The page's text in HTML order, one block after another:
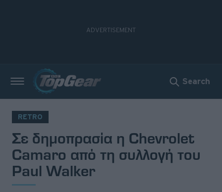
Search
RETRO
Σε δημοπρασία η Chevrolet
Camaro από τη συλλογή του
Paul Walker
Νέα
Δοκιμές
Electric
Motorsport